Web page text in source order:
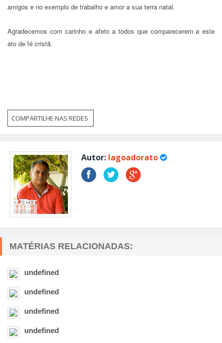
amigos e no exemplo de trabalho e amor a sua terra natal.
Agradecemos com carinho e afeto a todos que comparecerem a este
ato de fé cristã.
COMPARTILHE NAS REDES
Autor: lagoadorato
MATÉRIAS RELACIONADAS:
undefined
undefined
undefined
undefined